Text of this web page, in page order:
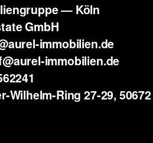
— Köln
GmbH
immobilien.de
immobilien.de
Wilhelm-Ring 27-29,